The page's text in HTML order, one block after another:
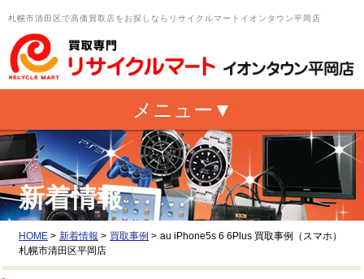
札幌市清田区で高価買取店をお探しならリサイクルマートイオンタウン平岡店
新着情報
HOME > 新着情報 > 買取事例 > au iPhone5s 6 6Plus 買取事例（スマホ）
札幌市清田区平岡店